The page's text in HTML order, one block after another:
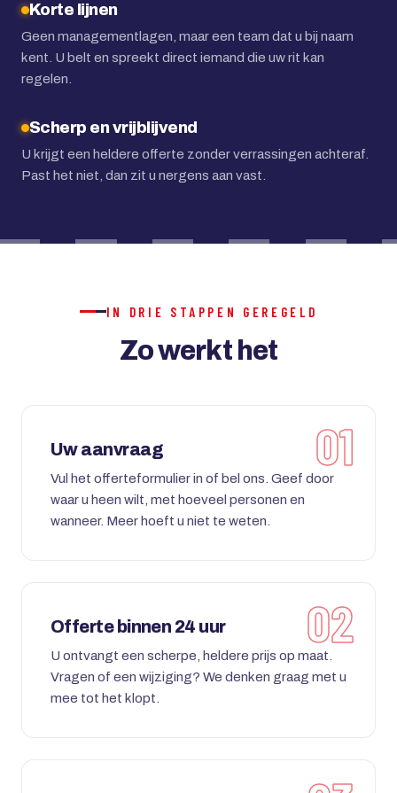
Korte lijnen
Geen managementlagen, maar een team dat u bij naam
kent. U belt en spreekt direct iemand die uw rit kan
regelen.
Scherp en vrijblijvend
U krijgt een heldere offerte zonder verrassingen achteraf.
Past het niet, dan zit u nergens aan vast.
IN DRIE STAPPEN GEREGELD
Zo werkt het
Uw aanvraag
Vul het offerteformulier in of bel ons. Geef door
waar u heen wilt, met hoeveel personen en
wanneer. Meer hoeft u niet te weten.
Offerte binnen 24 uur
U ontvangt een scherpe, heldere prijs op maat.
Vragen of een wijziging? We denken graag met u
mee tot het klopt.